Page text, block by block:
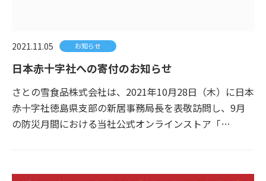
2021.11.05 お知らせ
日本赤十字社への寄付のお知らせ
さとの雪食品株式会社は、2021年10月28日（木）に日本
赤十字社徳島県支部の新居事務局長を表敬訪問し、9月
の防災月間における当社公式オンラインストア「…